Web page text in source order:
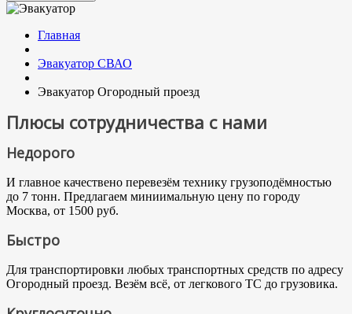
Главная
Эвакуатор СВАО
Эвакуатор Огородный проезд
Плюсы сотрудничества с нами
Недорого
И главное качествено перевезём технику грузоподёмностью
до 7 тонн. Предлагаем миниимальную цену по городу
Москва, от 1500 руб.
Быстро
Для транспортировки любых транспортных средств по адресу
Огородный проезд. Везём всё, от легкового ТС до грузовика.